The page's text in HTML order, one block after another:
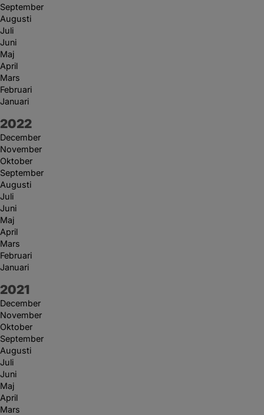
September
Augusti
Juli
Juni
Maj
April
Mars
Februari
Januari
År:
2022
December
November
Oktober
September
Augusti
Juli
Juni
Maj
April
Mars
Februari
Januari
År:
2021
December
November
Oktober
September
Augusti
Juli
Juni
Maj
April
Mars